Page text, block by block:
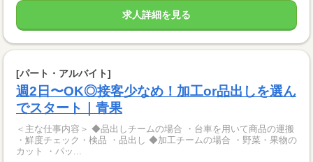
求人詳細を見る
[パート・アルバイト]
週2日〜OK◎接客少なめ！加工or品出しを選ん
でスタート｜青果
＜主な仕事内容＞ ◆品出しチームの場合 ・台車を用いて商品の運搬
・鮮度チェック・検品 ・品出し ◆加工チームの場合 ・野菜・果物の
カット ・パッ...